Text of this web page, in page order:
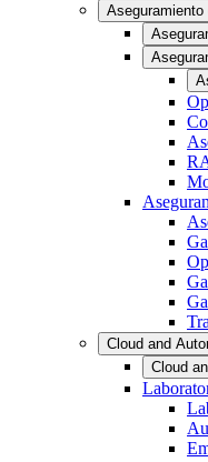
Cloud and
Cloud